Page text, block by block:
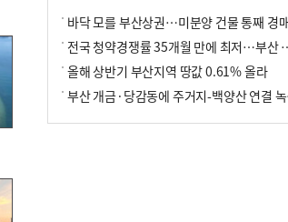
바닥 모를 부산상권…미분양 건물 통째 경
전국 청약경쟁률 35
올해 상반기 부산지역 땅값 0.61% 올라
부산